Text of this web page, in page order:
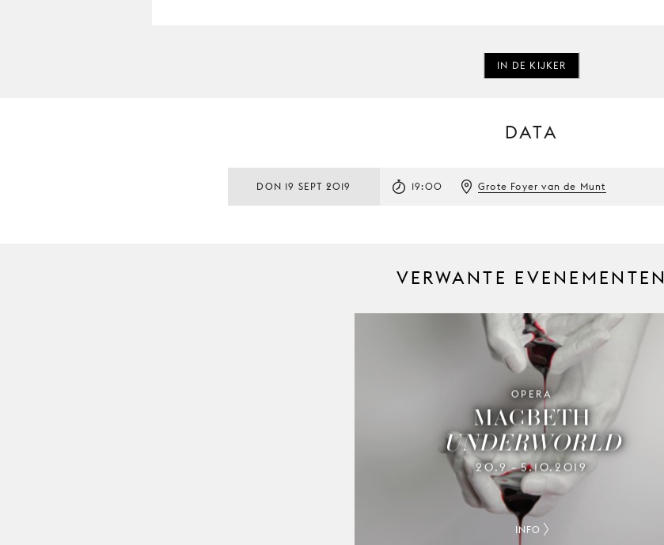
IN DE KIJKER
DATA
DON 19 SEPT 2019 19:00 Grote Foyer van de Munt
VERWANTE EVENEMENTEN
OPERA
MACBETH
UNDERWORLD
20.9 –5.10.2019
INFO